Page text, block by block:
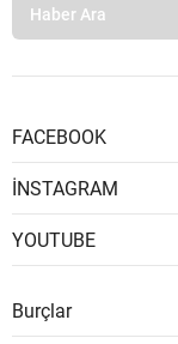
FACEBOOK
İNSTAGRAM
YOUTUBE
Burçlar